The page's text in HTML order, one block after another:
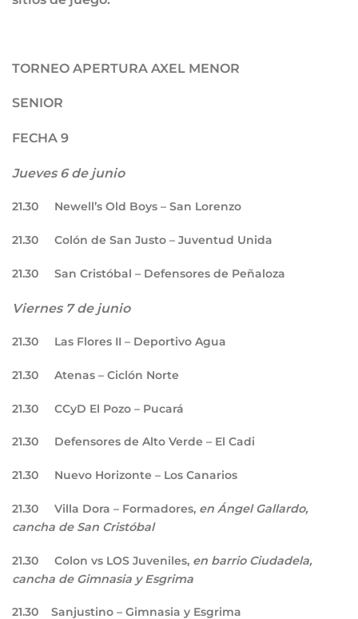
TORNEO APERTURA AXEL MENOR
SENIOR
FECHA 9
Jueves 6 de junio
21.30 Newell’s Old Boys – San Lorenzo
21.30 Colón de San Justo – Juventud Unida
21.30 San Cristóbal – Defensores de Peñaloza
Viernes 7 de junio
21.30 Las Flores II – Deportivo Agua
21.30 Atenas – Ciclón Norte
21.30 CCyD El Pozo – Pucará
21.30 Defensores de Alto Verde – El Cadi
21.30 Nuevo Horizonte – Los Canarios
21.30 Villa Dora – Formadores, en Ángel Gallardo,
cancha de San Cristóbal
21.30 Colon vs LOS Juveniles, en barrio Ciudadela,
cancha de Gimnasia y Esgrima
21.30 Sanjustino – Gimnasia y Esgrima